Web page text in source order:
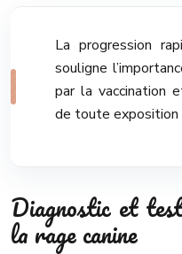
La progression
souligne
par la vaccination
de toute
Diagnostic et
la rage canine